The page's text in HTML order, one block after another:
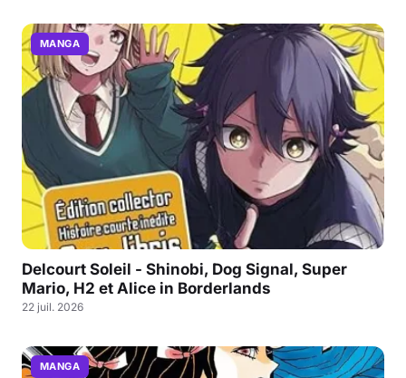
MANGA
Delcourt Soleil - Shinobi, Dog Signal, Super
Mario, H2 et Alice in Borderlands
22 juil. 2026
MANGA